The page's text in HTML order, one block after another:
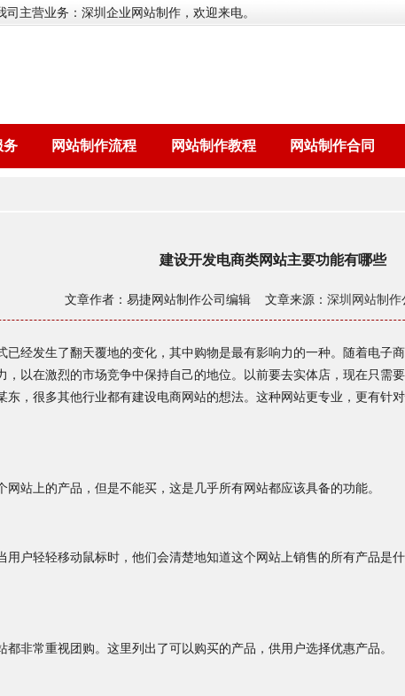
主营业务：深圳企业网站制作，欢迎来电。
务 网站制作流程 网站制作教程 网站制作合同
建设开发电商类网站主要功能有哪些
文章作者：易捷网站制作公司编辑 文章来源：深圳网站制作
发生了翻天覆地的变化，其中购物是最有影响力的一种。随着电子
，以在激烈的市场竞争中保持自己的地位。以前要去实体店，现在只需
东，很多其他行业都有建设电商网站的想法。这种网站更专业，更有针
上的产品，但是不能买，这是几乎所有网站都应该具备的功能。
轻轻移动鼠标时，他们会清楚地知道这个网站上销售的所有产品是
常重视团购。这里列出了可以购买的产品，供用户选择优惠产品。